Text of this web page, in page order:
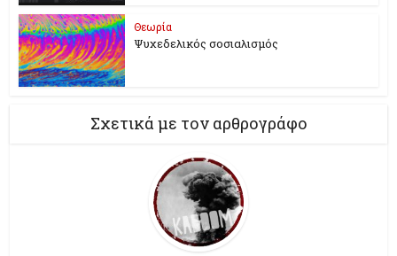
Θεωρία
Ψυχεδελικός σοσιαλισμός
Σχετικά με τον αρθρογράφο